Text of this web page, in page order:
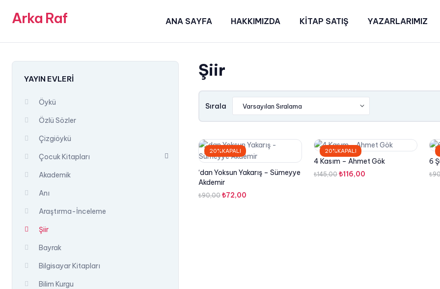
Arka Raf ANA SAYFA HAKKIMIZDA KİTAP SATIŞ YAZARLARIMIZ
Şiir
Sırala
20%KAPALI
‘dan Yoksun Yakarış – Sümeyye
Akdemir
₺90,00 Orijinal
₺72,00
20%KAPALI
4 Kasım – Ahmet Gök
₺145,00 Orijinal
₺116,00
6
₺
YAYIN EVLERI
Öykü
Özlü Sözler
Çizgiöykü
Çocuk Kitapları
Akademik
Anı
Araştırma-İnceleme
Şiir
Bayrak
Bilgisayar Kitapları
Bilim Kurgu